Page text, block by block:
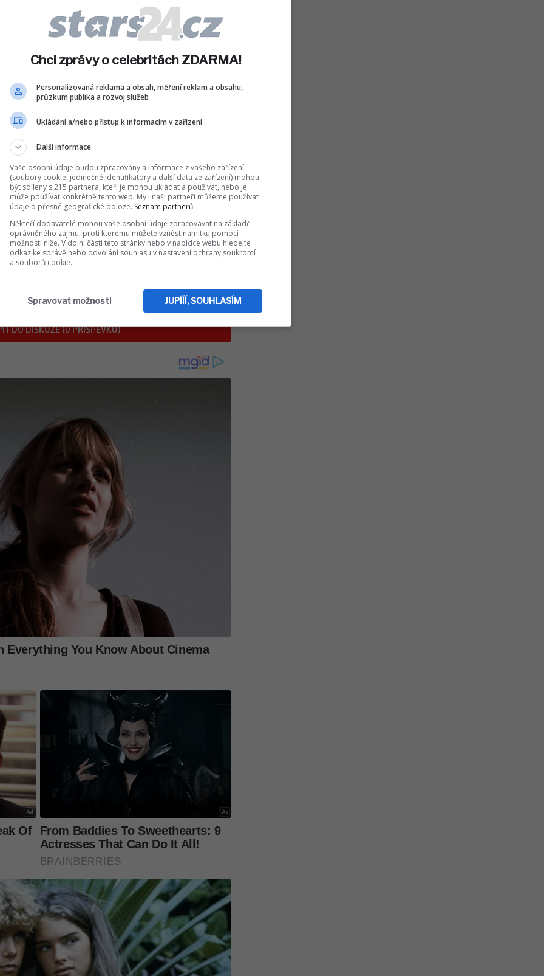
v kruhu rodinném, kde se jim
a nastolit mezi blízkými opět
Štíři se ocitnou na profesní
sebrat odvahu k zásadnímu
přinese nejistotu, ale z
jim zajistí obrovský úspěch.
a cestování, což je ideální impuls k
bez velkého plánování vyrazili objevovat
ze svých perfekcionistických nároků na
by mohla během partnerství
hádku. Vodnářizažijí týden plný
náhlých vhledů, které jim pomohou vyřešit
životě, s nímž si už měsíce
budou vznášet na vlně intuice a romantiky,
propojení se stávajícím partnerem,
se lidem s negativní energií.
Sdílet na WhatsApp
DO DISKUZE (0 PŘÍSPĚVKŮ)
Chci zprávy o celebritách ZDARMA!
Personalizovaná reklama a obsah, měření reklam a obsahu,
průzkum publika a rozvoj služeb
Ukládání a/nebo přístup k informacím v zařízení
Další informace
Vaše osobní údaje budou zpracovány a informace z vašeho zařízení
(soubory cookie, jedinečné identifikátory a další data ze zařízení) mohou
být sdíleny s 215 partnera, kteří je mohou ukládat a používat, nebo je
může používat konkrétně tento web. My i naši partneři můžeme používat
údaje o přesné geografické poloze. Seznam partnerů
Někteří dodavatelé mohou vaše osobní údaje zpracovávat na základě
oprávněného zájmu, proti kterému můžete vznést námitku pomocí
možností níže. V dolní části této stránky nebo v nabídce webu hledejte
odkaz ke správě nebo odvolání souhlasu v nastavení ochrany soukromí
a souborů cookie.
JUPÍÍÍ, SOUHLASÍM
Spravovat možnosti